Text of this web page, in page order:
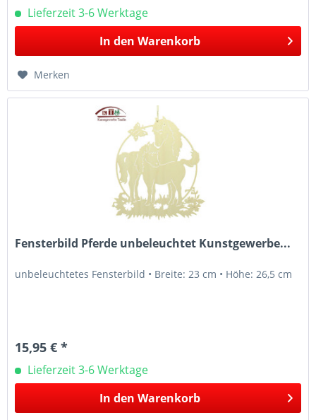
Lieferzeit 3-6 Werktage
In den Warenkorb
Merken
Fensterbild Pferde unbeleuchtet Kunstgewerbe...
unbeleuchtetes Fensterbild • Breite: 23 cm • Höhe: 26,5 cm
15,95 € *
Lieferzeit 3-6 Werktage
In den Warenkorb